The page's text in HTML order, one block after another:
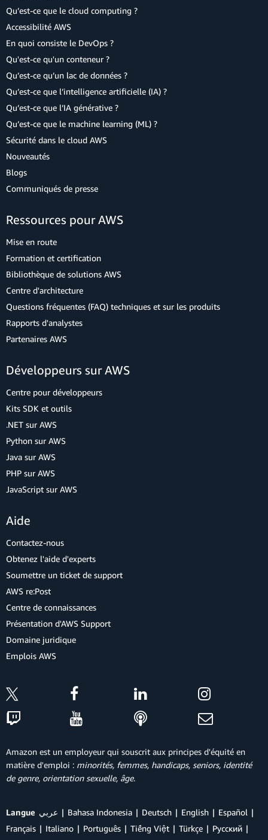
Qu’est-ce que le cloud computing ?
Accessibilité AWS
En quoi consiste le DevOps ?
Qu'est-ce qu'un conteneur ?
Qu’est-ce qu’un lac de données ?
Qu’est-ce que l’intelligence artificielle (IA) ?
Qu’est-ce que l’IA générative ?
Qu’est-ce que le machine learning (ML) ?
Sécurité dans le cloud AWS
Nouveautés
Blogs
Communiqués de presse
Ressources pour AWS
Mise en route
Formation et certification
Bibliothèque de solutions AWS
Centre d'architecture
Questions fréquentes (FAQ) techniques et sur les produits
Rapports d'analystes
Partenaires AWS
Développeurs sur AWS
Centre pour développeurs
Kits SDK et outils
.NET sur AWS
Python sur AWS
Java sur AWS
PHP sur AWS
JavaScript sur AWS
Aide
Contactez-nous
Obtenez l'aide d'experts
Soumettre un ticket de support
AWS re:Post
Centre de connaissances
Présentation d'AWS Support
Domaine juridique
Emplois AWS
Amazon est un employeur qui souscrit aux principes d'équité en
matière d'emploi : minorités, femmes, handicaps, seniors, identité
de genre, orientation sexuelle, âge.
Langue عربي Bahasa Indonesia Deutsch English
Español
Français
Italiano Português Tiếng Việt Türkçe
Ρусский